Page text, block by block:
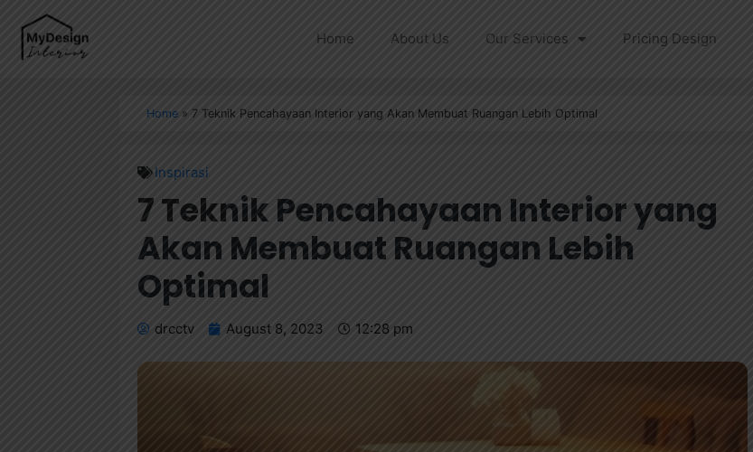
Home About Us Our Services Pricing Design
Home » 7 Teknik Pencahayaan Interior yang Akan Membuat Ruangan Lebih Optimal
Inspirasi
7 Teknik Pencahayaan Interior yang
Akan Membuat Ruangan Lebih
Optimal
drcctv August 8, 2023 12:28 pm